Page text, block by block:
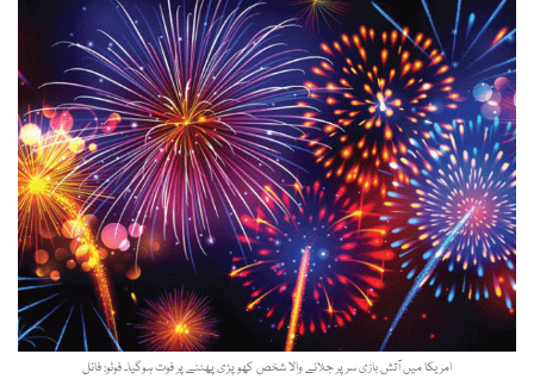
امریکا میں آتش بازی سر پر جلانے والا شخص کھوپڑی پھٹنے پر فوت ہوگیا۔ فوٹو: فائل